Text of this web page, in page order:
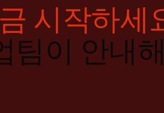
시작하세
팀이 안내